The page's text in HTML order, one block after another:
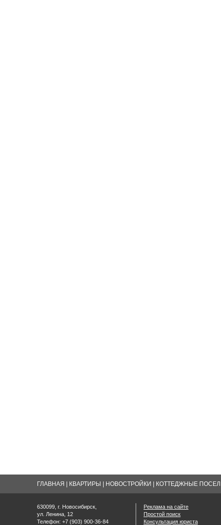
ГЛАВНАЯ КВАРТИРЫ НОВОСТРОЙКИ КОТТЕДЖНЫЕ
630099, г. Новосибирск,
ул. Ленина, 12
Телефон: +7 (903) 900-36-84
Реклама на сайте
Простой поиск
Консультация юриста